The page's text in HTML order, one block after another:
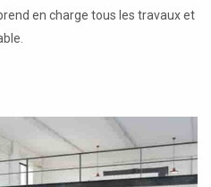
en charge tous les travaux et